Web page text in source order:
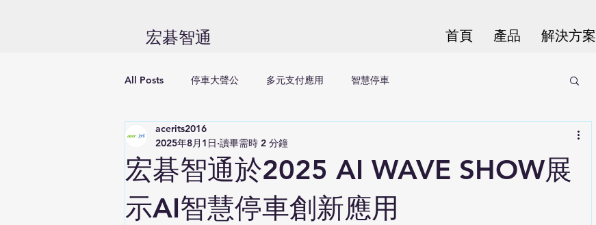
​宏碁智通 首頁 產品 解決方案
All Posts 停車大聲公 多元支付應用 智慧停車
宏碁智通於2025 AI WAVE SHOW展
示AI智慧停車創新應用
acerits2016
2025年8月1日 讀畢需時 2 分鐘